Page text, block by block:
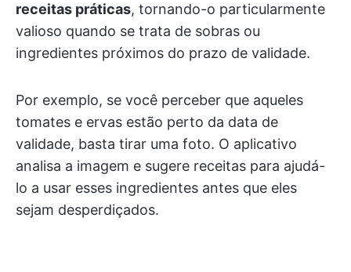
receitas práticas, tornando-o particularmente
valioso quando se trata de sobras ou
ingredientes próximos do prazo de validade.
Por exemplo, se você perceber que aqueles
tomates e ervas estão perto da data de
validade, basta tirar uma foto. O aplicativo
analisa a imagem e sugere receitas para ajudá-
lo a usar esses ingredientes antes que eles
sejam desperdiçados.